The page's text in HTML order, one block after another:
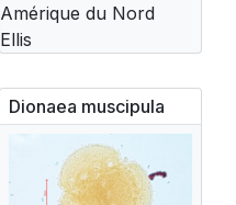
Amérique du Nord
Ellis
Dionaea muscipula